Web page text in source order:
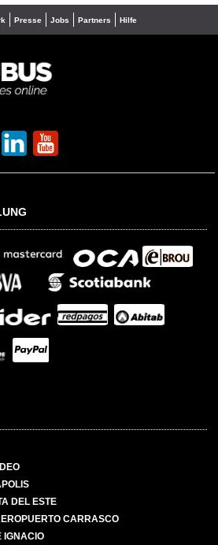
Presse Jobs Partners Hilfe
DEL ESTE
CARRASCO
IGNACIO